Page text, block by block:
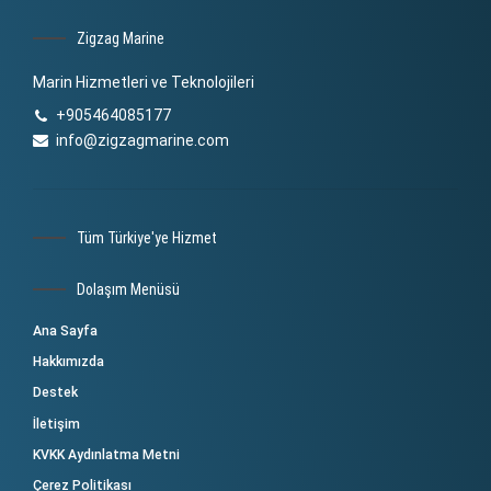
Zigzag Marine
Marin Hizmetleri ve Teknolojileri
+905464085177
info@zigzagmarine.com
Tüm Türkiye'ye Hizmet
Dolaşım Menüsü
Ana Sayfa
Hakkımızda
Destek
İletişim
KVKK Aydınlatma Metni
Çerez Politikası